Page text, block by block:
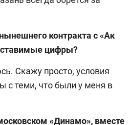
контракта с «Ак
цифры?
Скажу просто, условия
с теми, что были у меня в
«Динамо», вместе